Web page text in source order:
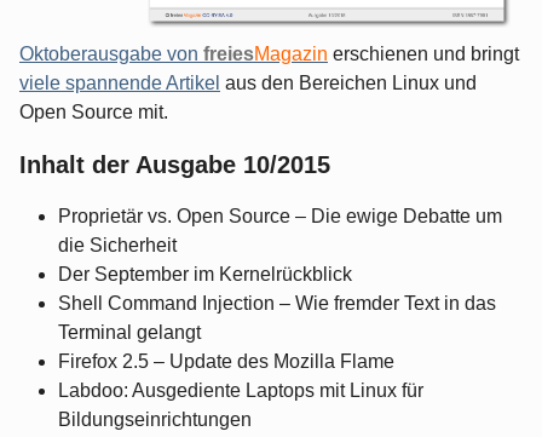
Oktoberausgabe von freiesMagazin erschienen und bringt
viele spannende Artikel aus den Bereichen Linux und
Open Source mit.
Inhalt der Ausgabe 10/2015
Proprietär vs. Open Source – Die ewige Debatte um
die Sicherheit
Der September im Kernelrückblick
Shell Command Injection – Wie fremder Text in das
Terminal gelangt
Firefox 2.5 – Update des Mozilla Flame
Labdoo: Ausgediente Laptops mit Linux für
Bildungseinrichtungen